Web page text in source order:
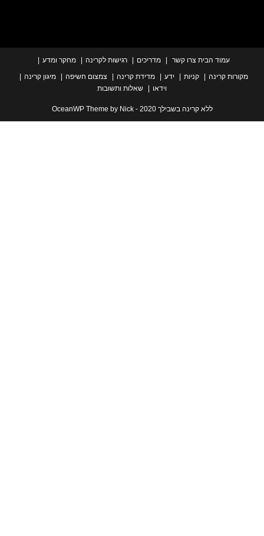
עמוד הבית צרו קשר מדריכים רגישות לקרינה
מחקר ומדע
קרינה
קניות ידע מדידת קרינה צמצום חשיפה
מיגון קרינה
שאלות ותשובות
ללא קרינה בשבילך 2020 - OceanWP Theme by Nick